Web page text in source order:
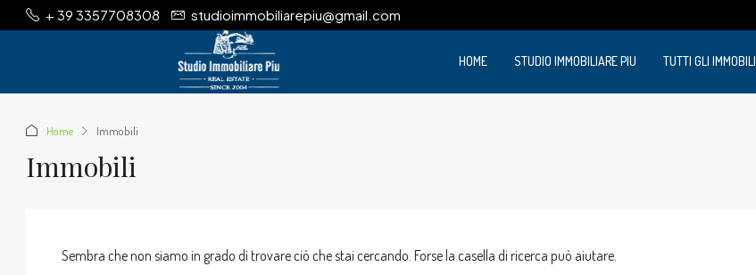
+ 39 3357708308 studioimmobiliarepiu@gmail.com
HOME STUDIO IMMOBILIARE PIU TUTTI GLI IMMOBILI
Home Immobili
Immobili
Sembra che non siamo in grado di trovare ciò che stai cercando. Forse la casella di ricerca può aiutare.